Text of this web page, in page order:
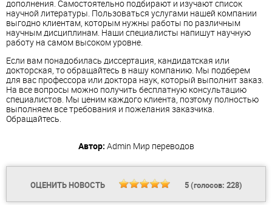
дополнения. Самостоятельно подбирают и изучают список
научной литературы. Пользоваться услугами нашей компании
выгодно клиентам, которым нужны работы по различным
научным дисциплинам. Наши специалисты напишут научную
работу на самом высоком уровне.
Если вам понадобилась диссертация, кандидатская или
докторская, то обращайтесь в нашу компанию. Мы подберем
для вас профессора или доктора наук, который выполнит заказ.
На все вопросы можно получить бесплатную консультацию
специалистов. Мы ценим каждого клиента, поэтому полностью
выполняем все требования и пожелания заказчика.
Обращайтесь.
Автор: Admin Мир переводов
ОЦЕНИТЬ НОВОСТЬ 5(голосов: 228)